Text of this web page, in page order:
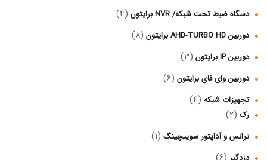
دسگاه ضبط تحت شبکه/ NVR برایتون (4)
دوربین AHD-TURBO HD برایتون (8)
دوربین IP برایتون (3)
دوربین وای فای برایتون (6)
تجهیزات شبکه (4)
رک (2)
ترانس و آداپتور سوییچینگ (1)